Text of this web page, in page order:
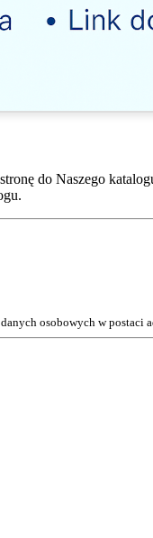
do Naszego
danych osobowych w